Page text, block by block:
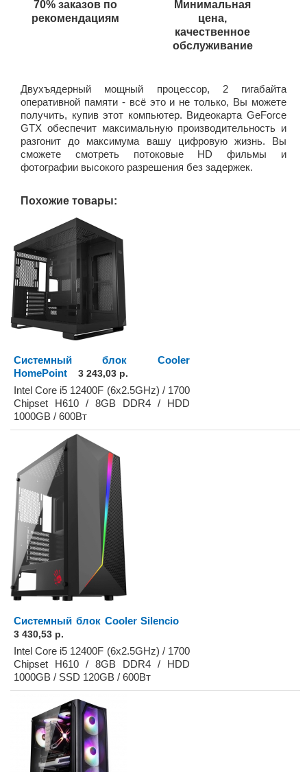
70% заказов по
рекомендациям
Минимальная
цена,
качественное
обслуживание
Двухъядерный мощный процессор, 2 гигабайта
оперативной памяти - всё это и не только, Вы можете
получить, купив этот компьютер. Видеокарта GeForce
GTX обеспечит максимальную производительность и
разгонит до максимума вашу цифровую жизнь. Вы
сможете смотреть потоковые HD фильмы и
фотографии высокого разрешения без задержек.
Похожие товары:
Системный блок Cooler
HomePoint
3 243,03 р.
Intel Core i5 12400F (6x2.5GHz) / 1700
Chipset H610 / 8GB DDR4 / HDD
1000GB / 600Вт
Системный блок Cooler Silencio
3 430,53 р.
Intel Core i5 12400F (6x2.5GHz) / 1700
Chipset H610 / 8GB DDR4 / HDD
1000GB / SSD 120GB / 600Вт